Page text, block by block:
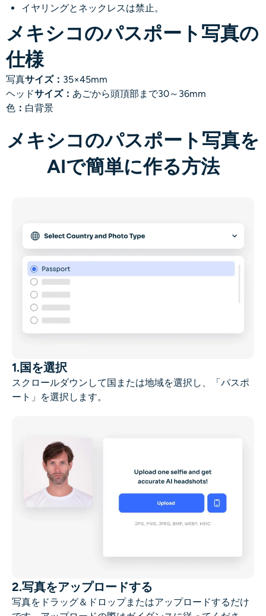
イヤリングとネックレスは禁止。
メキシコのパスポート写真の
仕様
写真サイズ： 35×45mm
ヘッドサイズ： あごから頭頂部まで30～36mm
色 ： 白背景
メキシコのパスポート写真を
AIで簡単に作る方法
1.国を選択
スクロールダウンして国または地域を選択し、「パスポ
ート」を選択します。
2.写真をアップロードする
写真をドラッグ＆ドロップまたはアップロードするだけ